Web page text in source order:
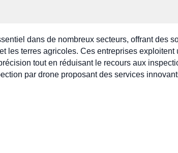
dans de nombreux secteurs, offrant des
les terres agricoles. Ces entreprises
tout en réduisant le recours aux
par drone proposant des services